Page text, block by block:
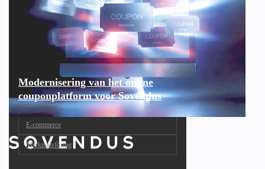
Modernisering van het online
couponplatform voor Sovendus
E-commerce
Marknadsföring